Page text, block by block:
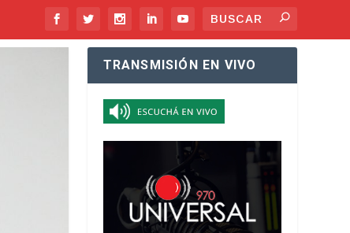
TRANSMISIÓN EN VIVO